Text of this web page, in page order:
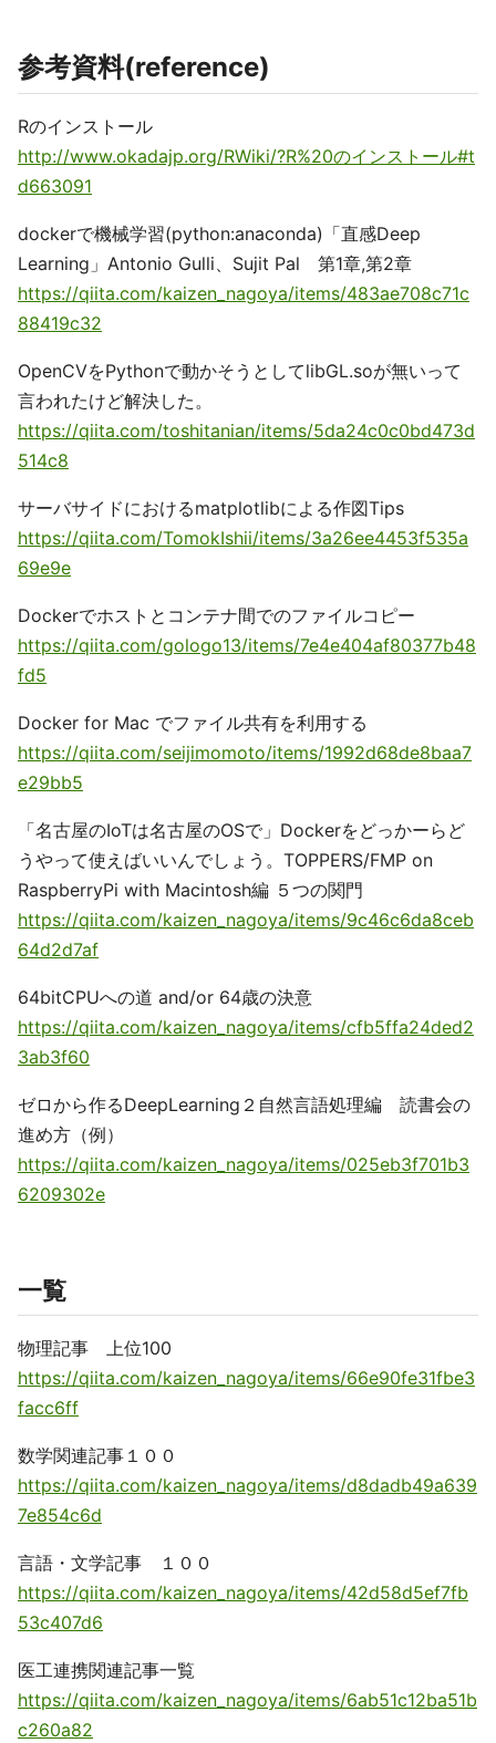
参考資料(reference)
Rのインストール
http://www.okadajp.org/RWiki/?R%20のインストール#t
d663091
dockerで機械学習(python:anaconda)「直感Deep
Learning」Antonio Gulli、Sujit Pal 第1章,第2章
https://qiita.com/kaizen_nagoya/items/483ae708c71c
88419c32
OpenCVをPythonで動かそうとしてlibGL.soが無いって
言われたけど解決した。
https://qiita.com/toshitanian/items/5da24c0c0bd473d
514c8
サーバサイドにおけるmatplotlibによる作図Tips
https://qiita.com/TomokIshii/items/3a26ee4453f535a
69e9e
Dockerでホストとコンテナ間でのファイルコピー
https://qiita.com/gologo13/items/7e4e404af80377b48
fd5
Docker for Mac でファイル共有を利用する
https://qiita.com/seijimomoto/items/1992d68de8baa7
e29bb5
「名古屋のIoTは名古屋のOSで」Dockerをどっかーらど
うやって使えばいいんでしょう。TOPPERS/FMP on
RaspberryPi with Macintosh編 ５つの関門
https://qiita.com/kaizen_nagoya/items/9c46c6da8ceb
64d2d7af
64bitCPUへの道 and/or 64歳の決意
https://qiita.com/kaizen_nagoya/items/cfb5ffa24ded2
3ab3f60
ゼロから作るDeepLearning２自然言語処理編 読書会の
進め方（例）
https://qiita.com/kaizen_nagoya/items/025eb3f701b3
6209302e
一覧
物理記事 上位100
https://qiita.com/kaizen_nagoya/items/66e90fe31fbe3
facc6ff
数学関連記事１００
https://qiita.com/kaizen_nagoya/items/d8dadb49a639
7e854c6d
言語・文学記事 １００
https://qiita.com/kaizen_nagoya/items/42d58d5ef7fb
53c407d6
医工連携関連記事一覧
https://qiita.com/kaizen_nagoya/items/6ab51c12ba51b
c260a82